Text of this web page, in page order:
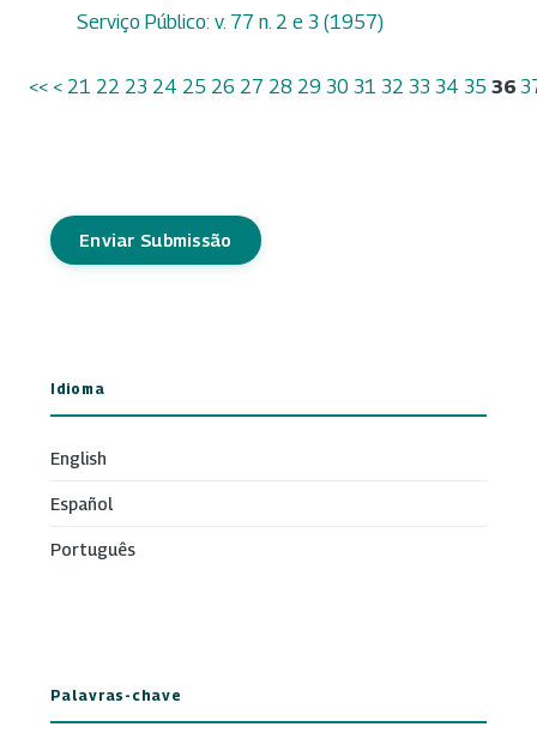
Serviço Público: v. 77 n. 2 e 3 (1957)
<< < 21 22 23 24 25 26 27 28 29 30 31 32 33 34 35 36
Enviar Submissão
Idioma
English
Español
Português
Palavras-chave